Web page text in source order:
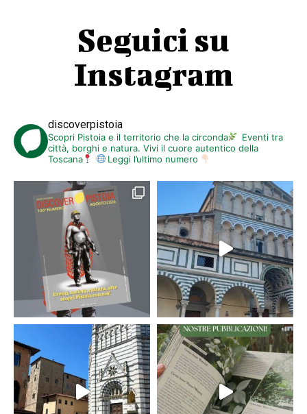
Seguici su
Instagram
discoverpistoia
Scopri Pistoia e il territorio che la circonda
Eventi tra
città, borghi e natura. Vivi il cuore autentico della
Toscana
Leggi l’ultimo numero